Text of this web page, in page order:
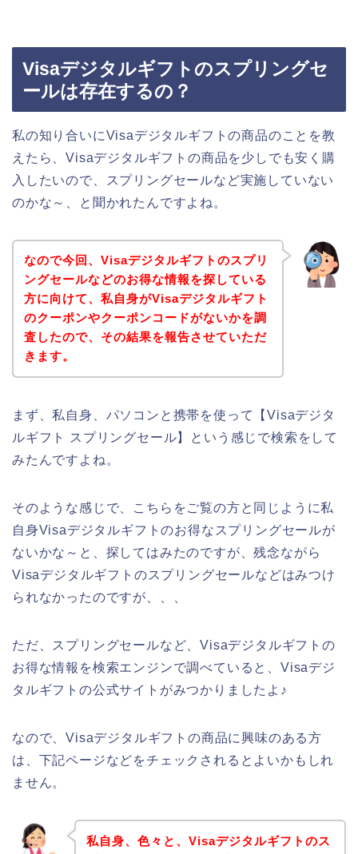
Visaデジタルギフトのスプリングセ
ールは存在するの？
私の知り合いにVisaデジタルギフトの商品のことを教
えたら、Visaデジタルギフトの商品を少しでも安く購
入したいので、スプリングセールなど実施していない
のかな～、と聞かれたんですよね。
なので今回、Visaデジタルギフトのスプリ
ングセールなどのお得な情報を探している
方に向けて、私自身がVisaデジタルギフト
のクーポンやクーポンコードがないかを調
査したので、その結果を報告させていただ
きます。
まず、私自身、パソコンと携帯を使って【Visaデジタ
ルギフト スプリングセール】という感じで検索をして
みたんですよね。
そのような感じで、こちらをご覧の方と同じように私
自身Visaデジタルギフトのお得なスプリングセールが
ないかな～と、探してはみたのですが、残念ながら
Visaデジタルギフトのスプリングセールなどはみつけ
られなかったのですが、、、
ただ、スプリングセールなど、Visaデジタルギフトの
お得な情報を検索エンジンで調べていると、Visaデジ
タルギフトの公式サイトがみつかりましたよ♪
なので、Visaデジタルギフトの商品に興味のある方
は、下記ページなどをチェックされるとよいかもしれ
ません。
私自身、色々と、Visaデジタルギフトのス